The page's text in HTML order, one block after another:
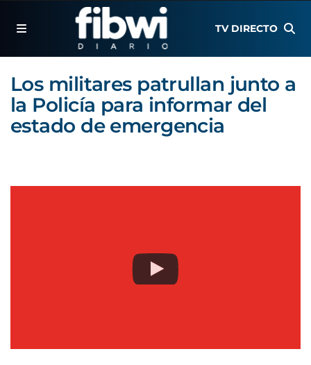
TV DIRECTO
Los militares patrullan junto a
la Policía para informar del
estado de emergencia